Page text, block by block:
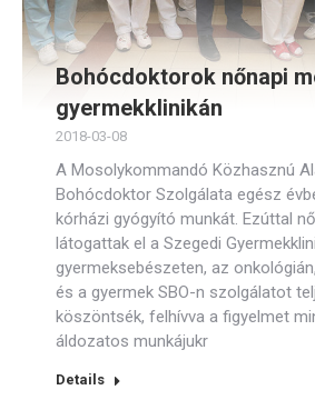
Bohócdoktorok nőnapi
gyermekklinikán
2018-03-08
A Mosolykommandó Közhasznú
Bohócdoktor Szolgálata egész
kórházi gyógyító munkát. Ezúttal
látogattak el a Szegedi
gyermeksebészeten, az
és a gyermek SBO-n szolgálatot
köszöntsék, felhívva a figyelmet
áldozatos munkájukr
Details